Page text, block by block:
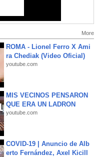
More
ROMA - Lionel Ferro X Ami
ra Chediak (Video Oficial)
youtube.com
MIS VECINOS PENSARON
QUE ERA UN LADRON
youtube.com
COVID-19 | Anuncio de Alb
erto Fernández, Axel Kicill